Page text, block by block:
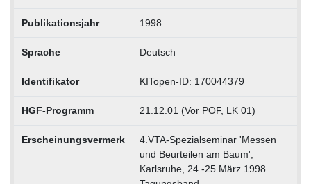
Publikationsjahr 1998
Sprache Deutsch
Identifikator KITopen-ID: 170044379
HGF-Programm 21.12.01 (Vor POF, LK 01)
Erscheinungsvermerk
4.VTA-Spezialseminar 'Messen
und Beurteilen am Baum',
Karlsruhe, 24.-25.März 1998